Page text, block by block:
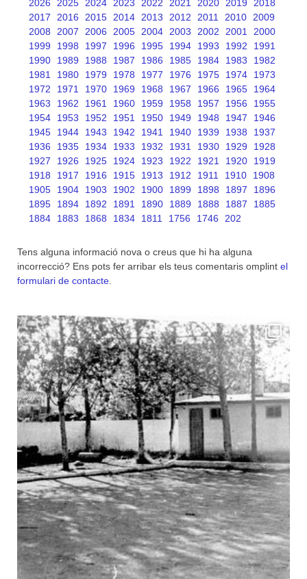
2026 2025 2024 2023 2022 2021 2020 2019
2018
2017
2016 2015 2014 2013 2012 2011 2010 2009
2008
2007 2006 2005 2004 2003 2002 2001
2000
1999
1998 1997 1996 1995 1994 1993 1992
1991
1990
1989 1988 1987 1986 1985 1984 1983
1982
1981
1980 1979 1978 1977 1976 1975 1974
1973
1972
1971 1970 1969 1968 1967 1966 1965
1964
1963
1962 1961 1960 1959 1958 1957 1956
1955
1954
1953 1952 1951 1950 1949 1948 1947
1946
1945
1944 1943 1942 1941 1940 1939 1938
1937
1936
1935 1934 1933 1932 1931 1930 1929
1928
1927
1926 1925 1924 1923 1922 1921 1920
1919
1918
1917 1916 1915 1913 1912 1911 1910
1908
1905
1904 1903 1902 1900 1899 1898 1897
1896
1895
1894 1892 1891 1890 1889 1888 1887
1885
1884
1883 1868 1834 1811 1756 1746 202
Tens alguna informació nova o creus que hi ha alguna
incorrecció? Ens pots fer arribar els teus comentaris omplint el
formulari de contacte.